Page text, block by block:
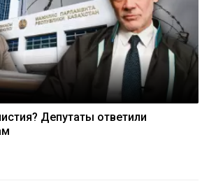
Депутаты ответили